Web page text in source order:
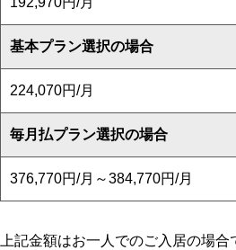
基本プラン選択の場合
224,070円/月
毎月払プラン選択の場合
376,770円/月～384,770円/月
上記金額はお一人でのご入居の場合